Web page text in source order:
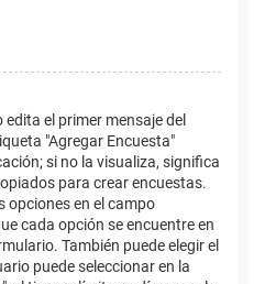
el primer mensaje del
"Agregar Encuesta"
si no la visualiza, significa
para crear encuestas.
opciones en el campo
cada opción se encuentre en
También puede elegir el
puede seleccionar en la